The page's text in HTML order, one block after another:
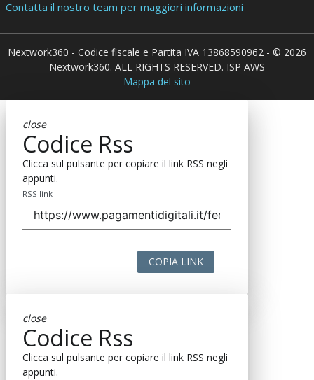
Contatta il nostro team per maggiori informazioni
Nextwork360 - Codice fiscale e Partita IVA 13868590962 - © 2026
Nextwork360. ALL RIGHTS RESERVED. ISP AWS
Mappa del sito
close
Codice Rss
Clicca sul pulsante per copiare il link RSS negli
appunti.
RSS link
COPIA LINK
close
Codice Rss
Clicca sul pulsante per copiare il link RSS negli
appunti.